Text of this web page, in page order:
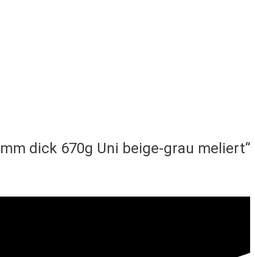
dick 670g Uni beige-grau meliert“